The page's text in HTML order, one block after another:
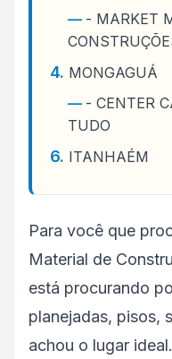
- MARKET
MONGAGUÁ
- CENTER
TUDO
ITANHAÉM
Para você que
Material de
está procurando
planejadas, pisos,
achou o lugar ideal.